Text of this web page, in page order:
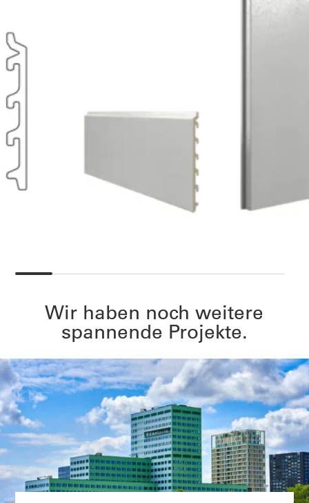
Wir haben noch weitere
spannende Projekte.